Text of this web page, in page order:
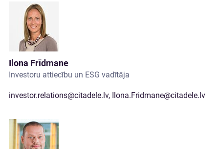
Ilona Frīdmane
Investoru attiecību un ESG vadītāja
investor.relations@citadele.lv, Ilona.Fridmane@citadele.lv